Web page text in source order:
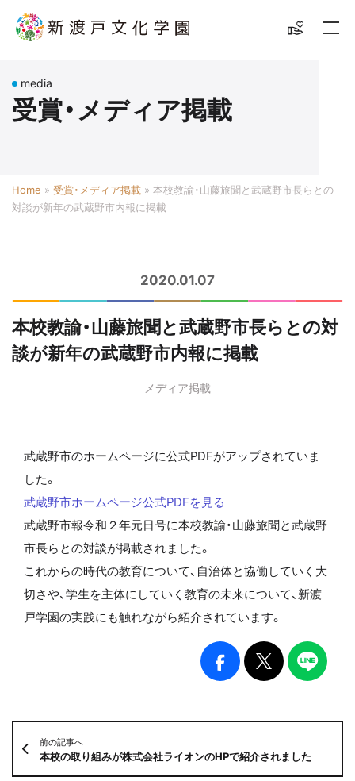
media
受賞・メディア掲載
Home » 受賞・メディア掲載 » 本校教諭・山藤旅聞と武蔵野市長らとの
対談が新年の武蔵野市内報に掲載
2020.01.07
本校教諭・山藤旅聞と武蔵野市長らとの対
談が新年の武蔵野市内報に掲載
メディア掲載
武蔵野市のホームページに公式PDFがアップされていま
した。
武蔵野市ホームページ公式PDFを見る
武蔵野市報令和２年元日号に本校教諭・山藤旅聞と武蔵野
市長らとの対談が掲載されました。
これからの時代の教育について、自治体と協働していく大
切さや、学生を主体にしていく教育の未来について、新渡
戸学園の実践にも触れながら紹介されています。
前の記事へ
本校の取り組みが株式会社ライオンのHPで紹介されました